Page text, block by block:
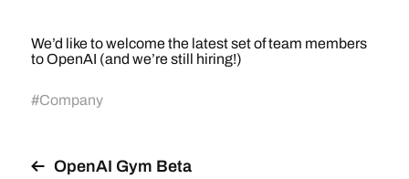
We’d like to welcome the latest set of team members
to OpenAI (and we’re still hiring!)
#Company
OpenAI Gym Beta